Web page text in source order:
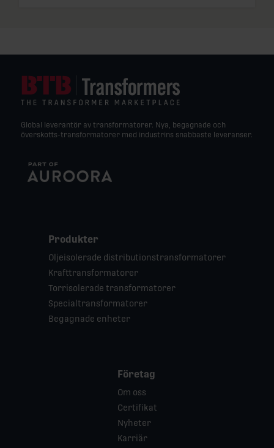
Global leverantör av transformatorer. Nya, begagnade och
överskotts-transformatorer med industrins snabbaste leveranser.
Produkter
Oljeisolerade distributionstransformatorer
Krafttransformatorer
Torrisolerade transformatorer
Specialtransformatorer
Begagnade enheter
Företag
Om oss
Certifikat
Nyheter
Karriär